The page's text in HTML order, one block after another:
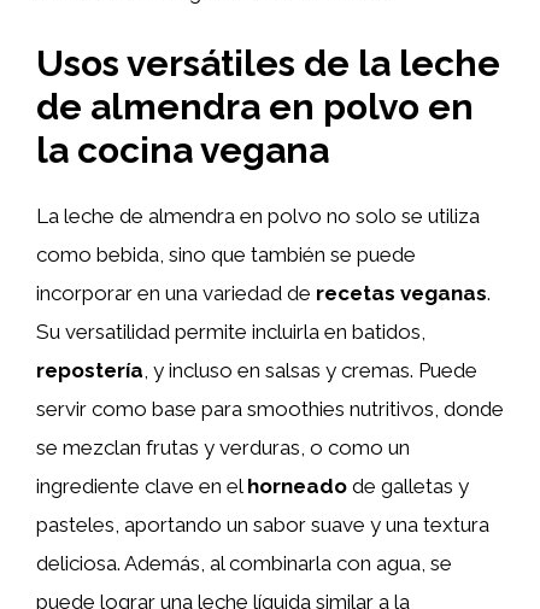
Usos versátiles de la leche
de almendra en polvo en
la cocina vegana
La leche de almendra en polvo no solo se utiliza
como bebida, sino que también se puede
incorporar en una variedad de recetas veganas.
Su versatilidad permite incluirla en batidos,
repostería , y incluso en salsas y cremas. Puede
servir como base para smoothies nutritivos, donde
se mezclan frutas y verduras, o como un
ingrediente clave en el horneado de galletas y
pasteles, aportando un sabor suave y una textura
deliciosa. Además, al combinarla con agua, se
puede lograr una leche líquida similar a la